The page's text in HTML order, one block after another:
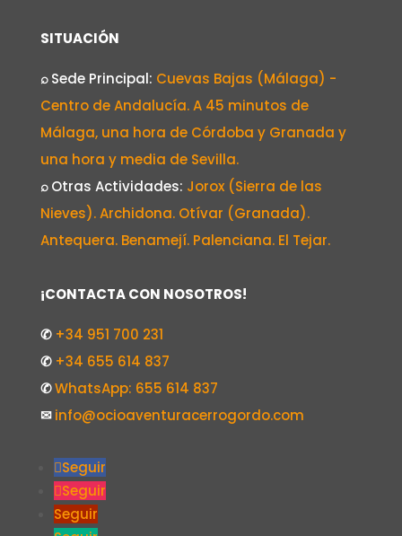
SITUACIÓN
⌕Sede Principal: Cuevas Bajas (Málaga) -
Centro de Andalucía. A 45 minutos de
Málaga, una hora de Córdoba y Granada y
una hora y media de Sevilla.
⌕Otras Actividades: Jorox (Sierra de las
Nieves). Archidona. Otívar (Granada).
Antequera. Benamejí. Palenciana. El Tejar.
¡CONTACTA CON NOSOTROS!
✆ +34 951 700 231
✆ +34 655 614 837
✆WhatsApp: 655 614 837
✉info@ocioaventuracerrogordo.com
Seguir
Seguir
Seguir